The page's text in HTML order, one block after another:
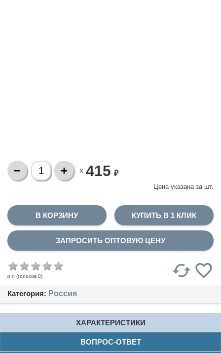
X 415 ₽
Цена указана за шт.
КУПИТЬ В 1 КЛИК
ЗАПРОСИТЬ ОПТОВУЮ ЦЕНУ
0.0 (голосов 0)
Категория: Россия
ХАРАКТЕРИСТИКИ
ВОПРОС-ОТВЕТ